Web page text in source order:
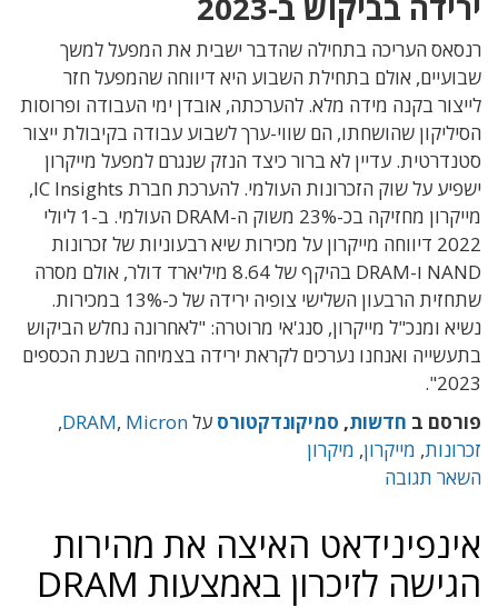
רנסאס העריכה בתחילה שהדבר ישבית את המפעל למשך
שבועיים, אולם בתחילת השבוע היא דיווחה שהמפעל חזר
לייצור בקנה מידה מלא. להערכתה, אובדן ימי העבודה ופרוסות
הסיליקון שהושחתו, הם שווי-ערך לשבוע עבודה בקיבולת ייצור
סטנדרטית. עדיין לא ברור כיצד הנזק שנגרם למפעל מייקרון
ישפיע על שוק הזכרונות העולמי. להערכת חברת IC Insights,
מייקרון מחזיקה בכ-23% משוק ה-DRAM העולמי. ב-1 ליולי
2022 דיווחה מייקרון על מכירות שיא רבעוניות של זכרונות
NAND ו-DRAM בהיקף של 8.64 מיליארד דולר, אולם מסרה
שתחזית הרבעון השלישי צופיה ירידה של כ-13% במכירות.
נשיא ומנכ"ל מייקרון, סנג'אי מרוטרה: "לאחרונה נחלש הביקוש
בתעשייה ואנחנו נערכים לקראת ירידה בצמיחה בשנת הכספים
2023".
פורסם ב חדשות, סמיקונדקטורס על DRAM, Micron
,
זכרונות, מייקרון, מיקרון
השאר תגובה
אינפינידאט האיצה את מהירות
הגישה לזיכרון באמצעות DRAM